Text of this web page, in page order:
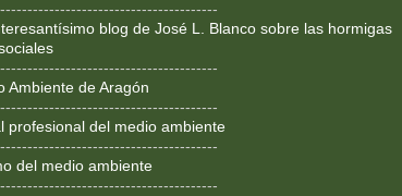
blog de José L. Blanco sobre las hormigas
Ambiente de Aragón
profesional del medio ambiente
del medio ambiente